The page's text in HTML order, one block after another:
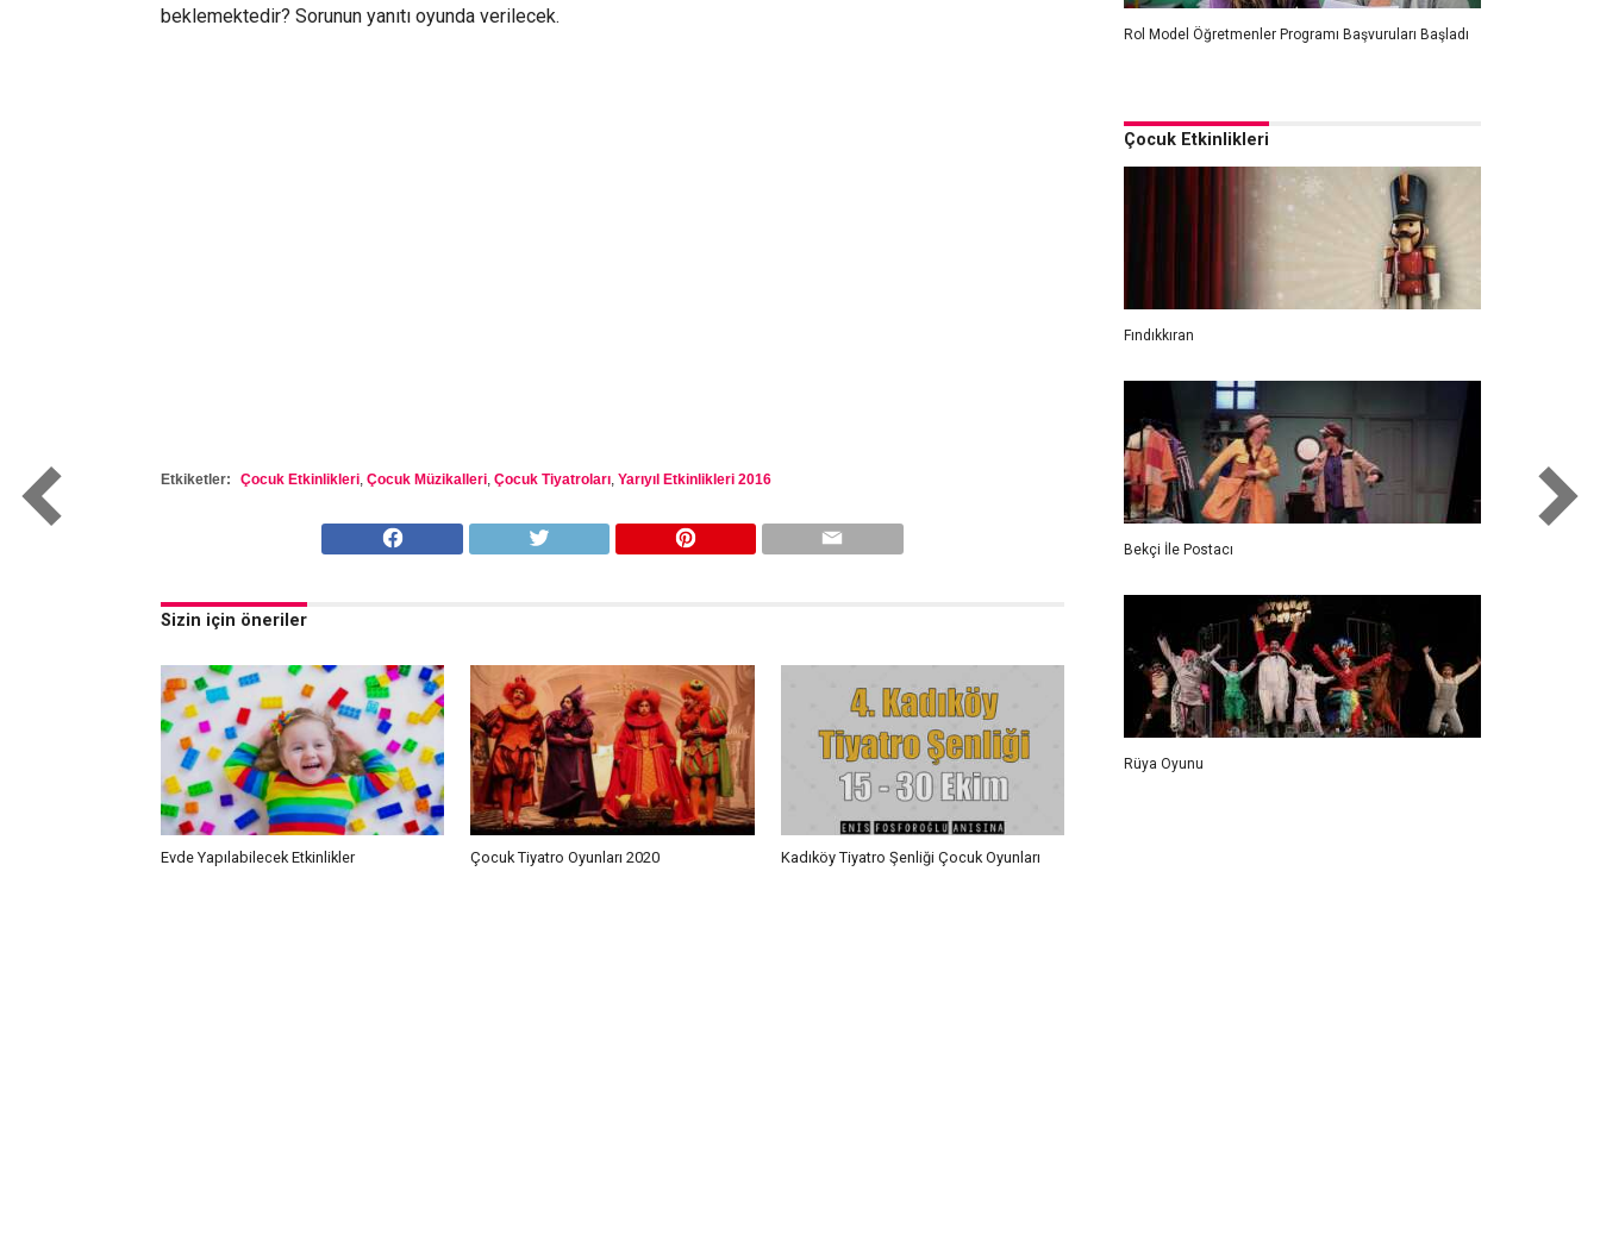
beklemektedir? Sorunun yanıtı oyunda verilecek.
Etkiketler: Çocuk Etkinlikleri, Çocuk Müzikalleri, Çocuk Tiyatroları, Yarıyıl Etkinlikleri 2016
Sizin için öneriler
Evde Yapılabilecek Etkinlikler Çocuk Tiyatro Oyunları 2020 Kadıköy Tiyatro Şenliği Çocuk Oyunları
Rol Model Öğretmenler Programı Başvuruları Başladı
Çocuk Etkinlikleri
Fındıkkıran
Bekçi İle Postacı
Rüya Oyunu